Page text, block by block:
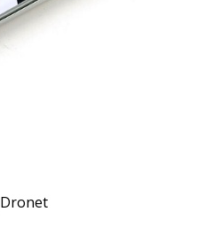
Dronet